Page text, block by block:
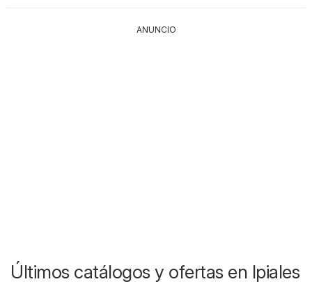
ANUNCIO
Últimos catálogos y ofertas en Ipiales